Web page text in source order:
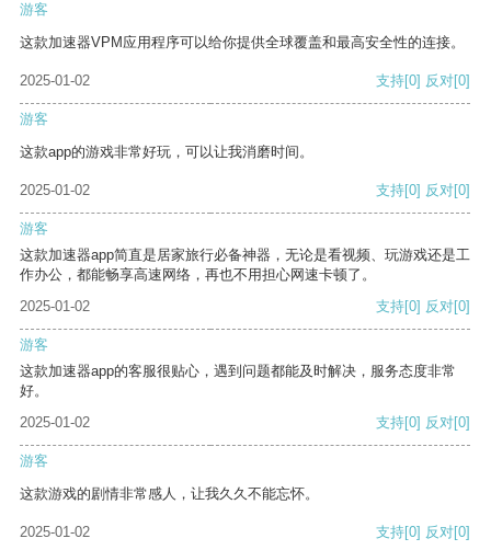
游客
这款加速器VPM应用程序可以给你提供全球覆盖和最高安全性的连接。
2025-01-02 支持[0] 反对[0]
游客
这款app的游戏非常好玩，可以让我消磨时间。
2025-01-02 支持[0] 反对[0]
游客
这款加速器app简直是居家旅行必备神器，无论是看视频、玩游戏还是工
作办公，都能畅享高速网络，再也不用担心网速卡顿了。
2025-01-02
支持[0] 反对[0]
游客
这款加速器app的客服很贴心，遇到问题都能及时解决，服务态度非常
好。
2025-01-02
支持[0] 反对[0]
游客
这款游戏的剧情非常感人，让我久久不能忘怀。
2025-01-02 支持[0] 反对[0]